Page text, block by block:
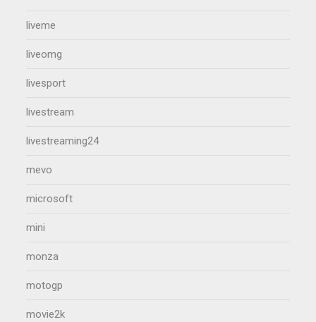
liveme
liveomg
livesport
livestream
livestreaming24
mevo
microsoft
mini
monza
motogp
movie2k